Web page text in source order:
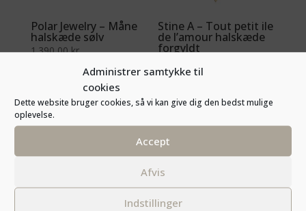
Administrer samtykke til
cookies
Dette website bruger cookies, så vi kan give dig den bedst mulige
oplevelse.
Accept
Afvis
Indstillinger
Polar Jewelry – Måne
halskæde sølv
1.390,00kr.
Stine A – Tout petit ile
de l’amour halskæde
forgyldt